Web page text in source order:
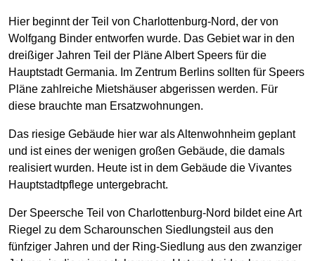
Hier beginnt der Teil von Charlottenburg-Nord, der von
Wolfgang Binder entworfen wurde. Das Gebiet war in den
dreißiger Jahren Teil der Pläne Albert Speers für die
Hauptstadt Germania. Im Zentrum Berlins sollten für Speers
Pläne zahlreiche Mietshäuser abgerissen werden. Für
diese brauchte man Ersatzwohnungen.
Das riesige Gebäude hier war als Altenwohnheim geplant
und ist eines der wenigen großen Gebäude, die damals
realisiert wurden. Heute ist in dem Gebäude die Vivantes
Hauptstadtpflege untergebracht.
Der Speersche Teil von Charlottenburg-Nord bildet eine Art
Riegel zu dem Scharounschen Siedlungsteil aus den
fünfziger Jahren und der Ring-Siedlung aus den zwanziger